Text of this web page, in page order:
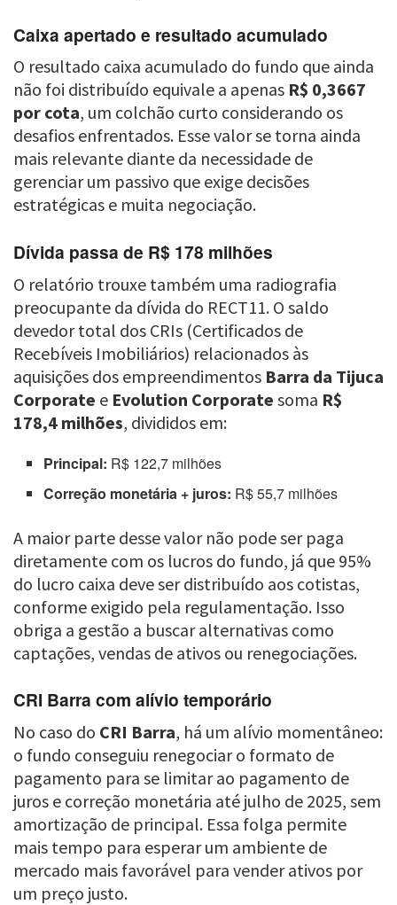
Caixa apertado e resultado acumulado
O resultado caixa acumulado do fundo que ainda
não foi distribuído equivale a apenas R$ 0,3667
por cota, um colchão curto considerando os
desafios enfrentados. Esse valor se torna ainda
mais relevante diante da necessidade de
gerenciar um passivo que exige decisões
estratégicas e muita negociação.
Dívida passa de R$ 178 milhões
O relatório trouxe também uma radiografia
preocupante da dívida do RECT11. O saldo
devedor total dos CRIs (Certificados de
Recebíveis Imobiliários) relacionados às
aquisições dos empreendimentos Barra da Tijuca
Corporate e Evolution Corporate soma R$
178,4 milhões, divididos em:
Principal: R$ 122,7 milhões
Correção monetária + juros: R$ 55,7 milhões
A maior parte desse valor não pode ser paga
diretamente com os lucros do fundo, já que 95%
do lucro caixa deve ser distribuído aos cotistas,
conforme exigido pela regulamentação. Isso
obriga a gestão a buscar alternativas como
captações, vendas de ativos ou renegociações.
CRI Barra com alívio temporário
No caso do CRI Barra, há um alívio momentâneo:
o fundo conseguiu renegociar o formato de
pagamento para se limitar ao pagamento de
juros e correção monetária até julho de 2025, sem
amortização de principal. Essa folga permite
mais tempo para esperar um ambiente de
mercado mais favorável para vender ativos por
um preço justo.